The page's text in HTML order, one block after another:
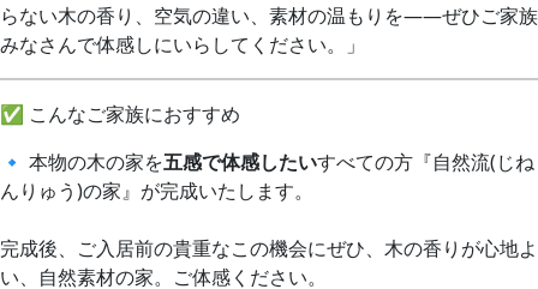
らない木の香り、空気の違い、素材の温もりを——ぜひご家族
みなさんで体感しにいらしてください。」
✅ こんなご家族におすすめ
🔹 本物の木の家を五感で体感したいすべての方『自然流(じね
んりゅう)の家』が完成いたします。
完成後、ご入居前の貴重なこの機会にぜひ、木の香りが心地よ
い、自然素材の家。ご体感ください。